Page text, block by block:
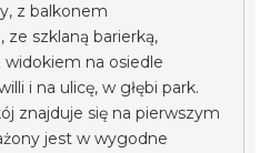
z balkonem
szklaną barierką,
na osiedle
i na ulicę, w głębi park.
znajduje się na pierwszym
jest w wygodne